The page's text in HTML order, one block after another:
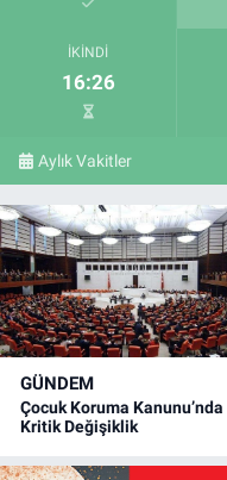
İKINDI
16:26
Aylık Vakitler
GÜNDEM
Çocuk Koruma Kanunu’nda
Kritik Değişiklik